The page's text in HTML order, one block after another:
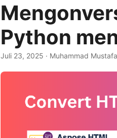
Python
Juli 23, 2025 · Muhammad Mustafa